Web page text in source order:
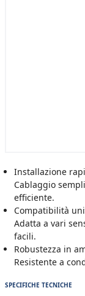
Installazione
Cablaggio
efficiente.
Compatibilità
Adatta a vari
facili.
Robustezza in
Resistente a
SPECIFICHE TECNICHE